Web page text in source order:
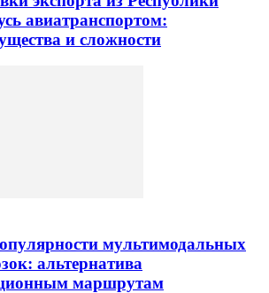
авиатранспортом:
и сложности
мультимодальных
альтернатива
маршрутам